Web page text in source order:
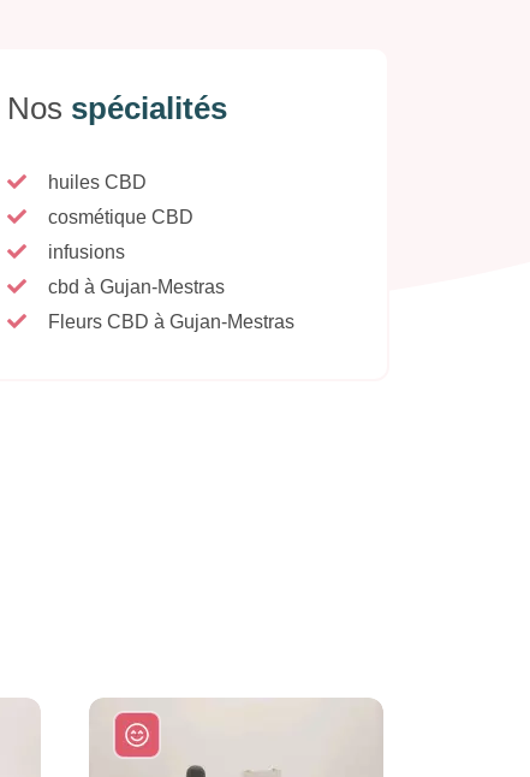
Nos spécialités
huiles CBD
cosmétique CBD
infusions
cbd à Gujan-Mestras
Fleurs CBD à Gujan-Mestras